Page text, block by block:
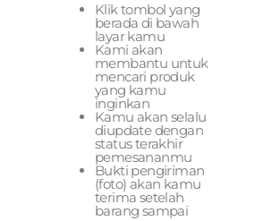
Klik tombol yang
berada di bawah
layar kamu
Kami akan
membantu untuk
mencari produk
yang kamu
inginkan
Kamu akan selalu
diupdate dengan
status terakhir
pemesananmu
Bukti pengiriman
(foto) akan kamu
terima setelah
barang sampai